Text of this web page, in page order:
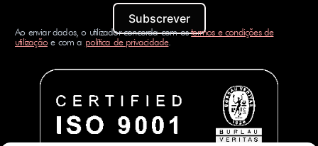
Subscrever
Ao enviar dados, o utilizador concorda com ostermos e condições de
utilizaçãoe com a política de privacidade.